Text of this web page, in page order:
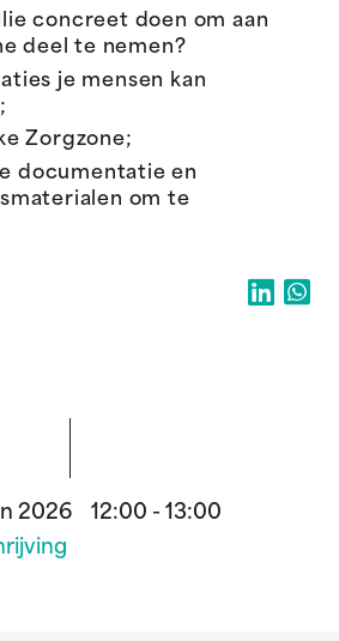
concreet doen om aan
deel te nemen?
je mensen kan
Zorgzone;
documentatie en
om te
2026 12:00 - 13:00